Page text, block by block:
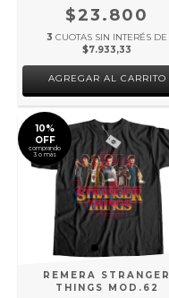
$23.800
3 CUOTAS SIN INTERÉS DE
$7.933,33
AGREGAR AL CARRITO
10%
OFF
comprando
3 o más
REMERA STRANGER
THINGS MOD.62